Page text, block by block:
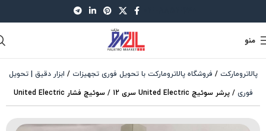
منو
پالاترومارکت / فروشگاه پالاترومارکت با تحویل فوری تجهیزات / ابزار دقیق | تحویل
فوری /پرشر سوئیچ United Electric سری 12 / سوئیچ فشار United Electric